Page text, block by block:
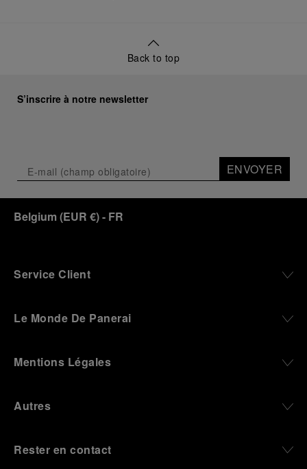
Back to top
S’inscrire à notre newsletter
ENVOYER
Belgium (EUR €)- FR
Service Client
Le Monde De Panerai
Mentions Légales
Autres
Rester en contact